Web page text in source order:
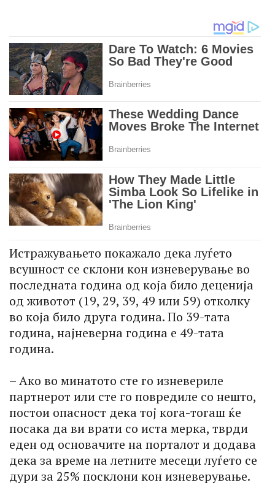
Истражувањето покажало дека луѓето
всушност се склони кон изневерување во
последната година од која било деценија
од животот (19, 29, 39, 49 или 59) отколку
во која било друга година. По 39-тата
година, најневерна година е 49-тата
година.
– Ако во минатото сте го изневериле
партнерот или сте го повредиле со нешто,
постои опасност дека тој кога-тогаш ќе
посака да ви врати со иста мерка, тврди
еден од основачите на порталот и додава
дека за време на летните месеци луѓето се
дури за 25% посклони кон изневерување.